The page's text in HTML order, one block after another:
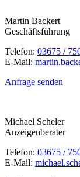
Martin Backert
Geschäftsführung
Telefon: 03675 /
E-Mail:
Anfrage senden
Michael Scheler
Anzeigenberater
Telefon: 03675 /
E-Mail: